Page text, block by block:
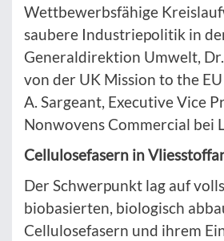
Wettbewerbsfähige
saubere Industriepolitik in
Generaldirektion Umwelt,
von der UK Mission to the
A. Sargeant, Executive Vice
Nonwovens Commercial bei
Cellulosefasern in
Der Schwerpunkt lag auf
biobasierten, biologisch
Cellulosefasern und ihrem